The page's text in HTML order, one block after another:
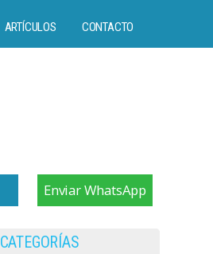
ARTÍCULOS CONTACTO
Enviar WhatsApp
CATEGORÍAS